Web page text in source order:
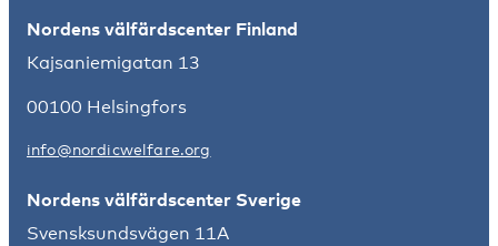
Nordens välfärdscenter Finland
Kajsaniemigatan 13
00100 Helsingfors
info@nordicwelfare.org
Nordens välfärdscenter Sverige
Svensksundsvägen 11A